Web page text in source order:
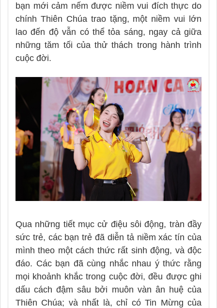
bạn mới cảm nếm được niềm vui đích thực do
chính Thiên Chúa trao tặng, một niềm vui lớn
lao đến độ vẫn có thể tỏa sáng, ngay cả giữa
những tăm tối của thử thách trong hành trình
cuộc đời.
Qua những tiết mục cử điệu sôi động, tràn đầy
sức trẻ, các bạn trẻ đã diễn tả niềm xác tín của
mình theo một cách thức rất sinh động, và độc
đáo. Các bạn đã cùng nhắc nhau ý thức rằng
mọi khoảnh khắc trong cuộc đời, đều được ghi
dấu cách đậm sâu bởi muôn vàn ân huệ của
Thiên Chúa; và nhất là, chỉ có Tin Mừng của